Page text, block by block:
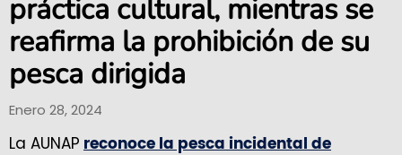
práctica cultural, mientras se
reafirma la prohibición de su
pesca dirigida
Enero 28, 2024
La AUNAP reconoce la pesca incidental de